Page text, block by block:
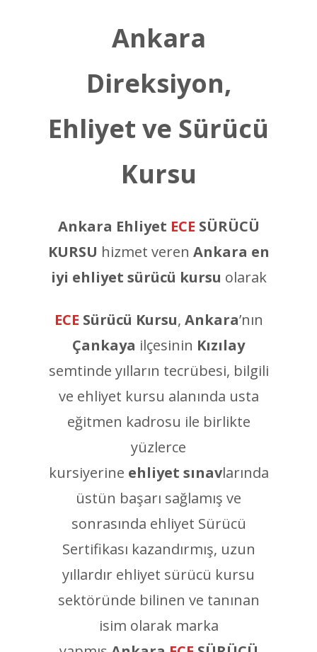
Ankara
Direksiyon,
Ehliyet ve Sürücü
Kursu
Ankara Ehliyet ECE SÜRÜCÜ
KURSU hizmet veren Ankara en
iyi ehliyet sürücü kursu olarak
ECE Sürücü Kursu, Ankara’nın
Çankaya ilçesinin Kızılay
semtinde yılların tecrübesi, bilgili
ve ehliyet kursu alanında usta
eğitmen kadrosu ile birlikte
yüzlerce
kursiyerine ehliyet sınavlarında
üstün başarı sağlamış ve
sonrasında ehliyet Sürücü
Sertifikası kazandırmış, uzun
yıllardır ehliyet sürücü kursu
sektöründe bilinen ve tanınan
isim olarak marka